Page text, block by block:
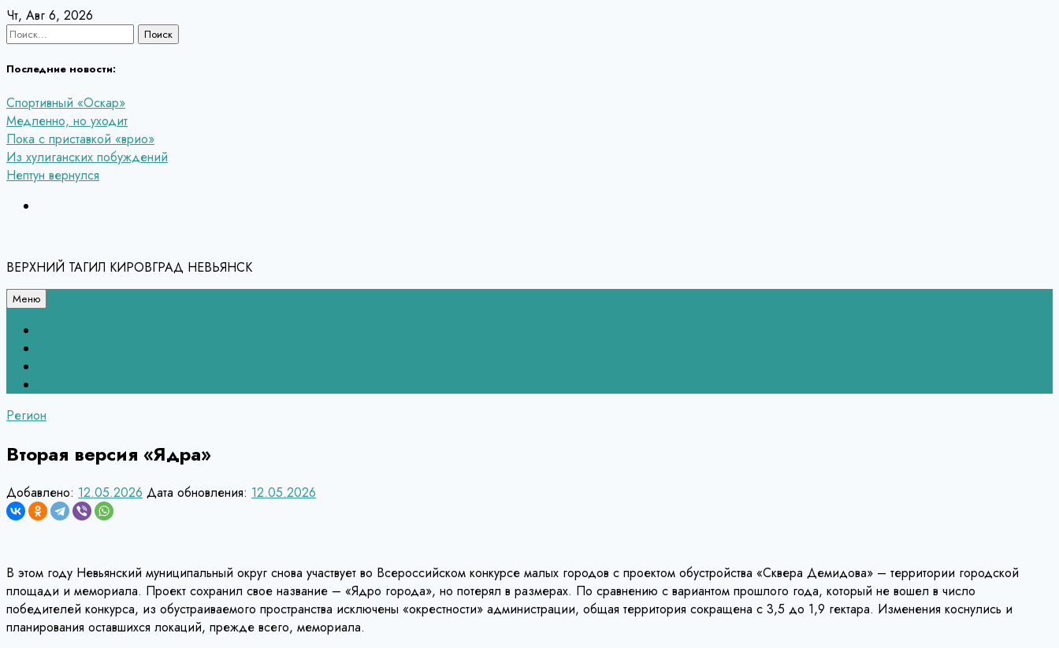
Перейти
к
Чт, Авг 6, 2026
Найти:
Последние новости:
Спортивный «Оскар»
Медленно, но уходит
Пока с приставкой «врио»
Из хулиганских побуждений
Нептун вернулся
ВЕРХНИЙ ТАГИЛ КИРОВГРАД НЕВЬЯНСК
Меню
Регион
Вторая версия «Ядра»
Добавлено: 12.05.2026 Дата обновления: 12.05.2026
В этом году Невьянский муниципальный округ снова участвует во Всероссийском конкурсе малых городов с проектом обустройства «Сквера Демидова» – территории городской
площади и мемориала. Проект сохранил свое название – «Ядро города», но потерял в размерах. По сравнению с вариантом прошлого года, который не вошел в число
победителей конкурса, из обустраиваемого пространства исключены «окрестности» администрации, общая территория сокращена с 3,5 до 1,9 гектара. Изменения коснулись и
планирования оставшихся локаций, прежде всего, мемориала.